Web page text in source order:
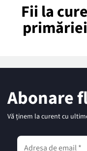
Fii la
Abonare
Vă ținem la curent cu